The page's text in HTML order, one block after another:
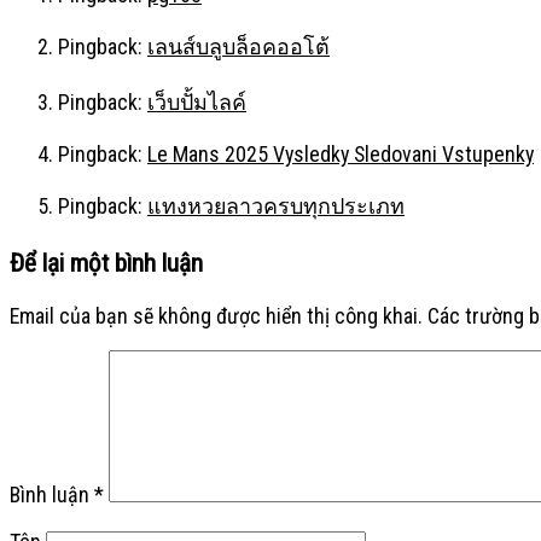
Pingback: เลนส์บลูบล็อคออโต้
Pingback: เว็บปั้มไลค์
Pingback: Le Mans 2025 Vysledky Sledovani Vstupenky
Pingback: แทงหวยลาวครบทุกประเภท
Để lại một bình luận
Email của bạn sẽ không được hiển thị công khai. Các trường
Bình luận *